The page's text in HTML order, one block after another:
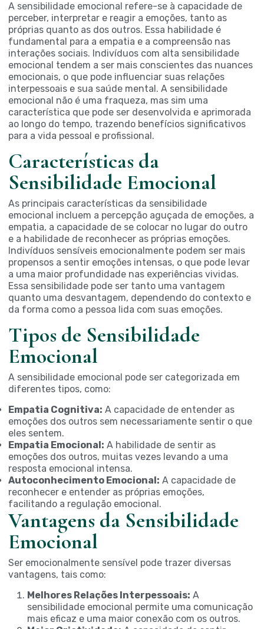
A sensibilidade emocional refere-se à capacidade de
perceber, interpretar e reagir a emoções, tanto as
próprias quanto as dos outros. Essa habilidade é
fundamental para a empatia e a compreensão nas
interações sociais. Indivíduos com alta sensibilidade
emocional tendem a ser mais conscientes das nuances
emocionais, o que pode influenciar suas relações
interpessoais e sua saúde mental. A sensibilidade
emocional não é uma fraqueza, mas sim uma
característica que pode ser desenvolvida e aprimorada
ao longo do tempo, trazendo benefícios significativos
para a vida pessoal e profissional.
Características da
Sensibilidade Emocional
As principais características da sensibilidade
emocional incluem a percepção aguçada de emoções, a
empatia, a capacidade de se colocar no lugar do outro
e a habilidade de reconhecer as próprias emoções.
Indivíduos sensíveis emocionalmente podem ser mais
propensos a sentir emoções intensas, o que pode levar
a uma maior profundidade nas experiências vividas.
Essa sensibilidade pode ser tanto uma vantagem
quanto uma desvantagem, dependendo do contexto e
da forma como a pessoa lida com suas emoções.
Tipos de Sensibilidade
Emocional
A sensibilidade emocional pode ser categorizada em
diferentes tipos, como:
Empatia Cognitiva: A capacidade de entender as
emoções dos outros sem necessariamente sentir o que
eles sentem.
Empatia Emocional: A habilidade de sentir as
emoções dos outros, muitas vezes levando a uma
resposta emocional intensa.
Autoconhecimento Emocional: A capacidade de
reconhecer e entender as próprias emoções,
facilitando a regulação emocional.
Vantagens da Sensibilidade
Emocional
Ser emocionalmente sensível pode trazer diversas
vantagens, tais como:
Melhores Relações Interpessoais: A
sensibilidade emocional permite uma comunicação
mais eficaz e uma maior conexão com os outros.